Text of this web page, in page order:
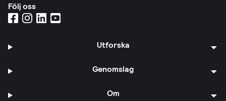
Följ oss
Utforska
Genomslag
Om